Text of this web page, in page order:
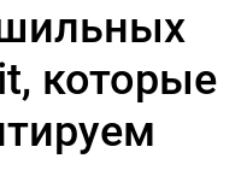
которые